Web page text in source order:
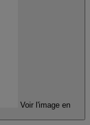
Voir l'image en